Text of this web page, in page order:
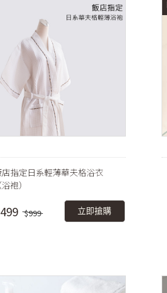
指定日系輕薄華夫格浴衣
袍）
$999 立即搶購